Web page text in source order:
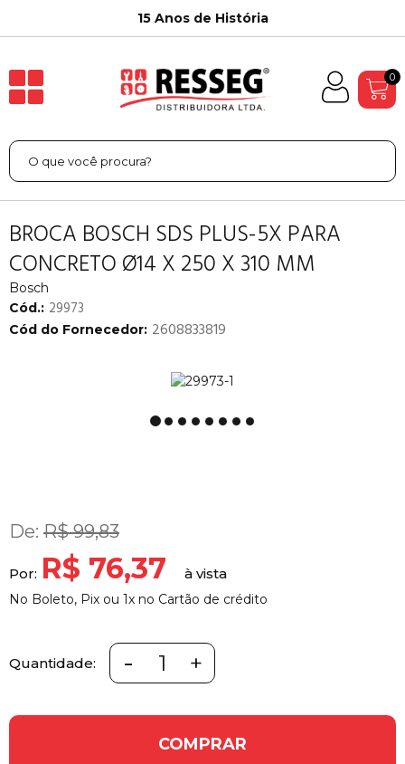
15 Anos de História
0
BROCA BOSCH SDS PLUS-5X PARA
CONCRETO Ø14 X 250 X 310 MM
Bosch
Cód.: 29973
Cód do Fornecedor: 2608833819
De: R$ 99,83
Por: R$ 76,37
No Boleto, Pix ou 1x no Cartão de crédito
Quantidade: - +
COMPRAR